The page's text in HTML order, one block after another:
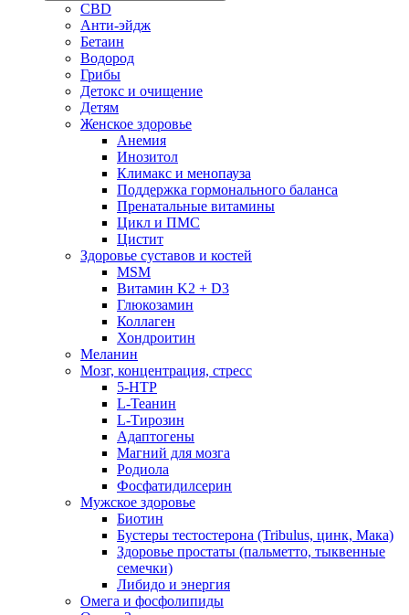
CBD
Анти-эйдж
Бетаин
Водород
Грибы
Детокс и очищение
Детям
Женское здоровье
Анемия
Инозитол
Климакс и менопауза
Поддержка гормонального баланса
Пренатальные витамины
Цикл и ПМС
Цистит
Здоровье суставов и костей
MSM
Витамин K2 + D3
Глюкозамин
Коллаген
Хондроитин
Меланин
Мозг, концентрация, стресс
5-HTP
L-Теанин
L-Тирозин
Адаптогены
Магний для мозга
Родиола
Фосфатидилсерин
Мужское здоровье
Биотин
Бустеры тестостерона (Tribulus, цинк, Мака)
Здоровье простаты (пальметто, тыквенные
семечки)
Либидо и энергия
Омега и фосфолипиды